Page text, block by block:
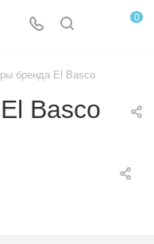
0
бренда El Basco
Basco